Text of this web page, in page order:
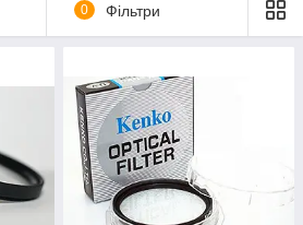
0 Фільтри